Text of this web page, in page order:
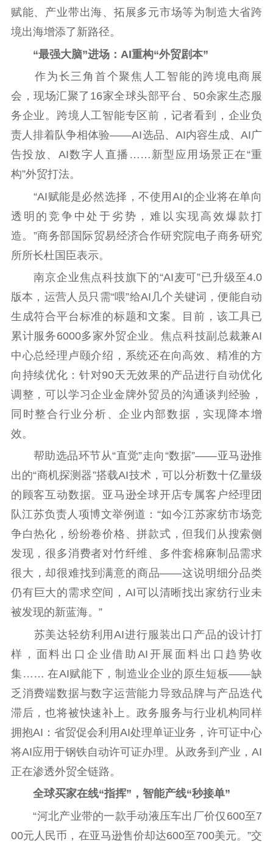
新闻宣传
文化文艺
精品生产 文化惠民
文化传承
文化交流
体制改革
文化产业
紫金文化艺术节
品牌活动 紫艺舞台
精神文明
文明创建 文明实践
文明培育
先进典型
思想政治教育 爱国主义教育
全民国防教育
红色资源保护利
新闻出版
精品出版 全民阅读
出版监管
扫黄打非
电影创作 电影市场
机关党建
党建要闻 学习在线
文化人才
紫金人才 职称评审
数据资源
公共服务
新时代公民素养
提升资源库
新闻出版
政务服务
作品著作权
登记服务
科研创新
服务管理平台
智库服务
管理平台
文艺创作
服务管理
文化产业
统计分析
数字出版
审读服务
新闻发布工作备
案管理系统
电影
服务
理论宣讲
共建共享平台
政工继续教育学
责任编辑注册
业务申报系统
赋能、产业带出海、拓展多元市场等为制造大省跨
境出海增添了新路径。
“最强大脑”进场：AI重构“外贸剧本”
作为长三角首个聚焦人工智能的跨境电商展
会，现场汇聚了16家全球头部平台、50余家生态服
务企业。跨境人工智能专区前，记者看到，企业负
责人排着队争相体验——AI选品、AI内容生成、AI广
告投放、AI数字人直播……新型应用场景正在“重
构”外贸打法。
“AI赋能是必然选择，不使用AI的企业将在单向
透明的竞争中处于劣势，难以实现高效爆款打
造。”商务部国际贸易经济合作研究院电子商务研究
所所长杜国臣表示。
南京企业焦点科技旗下的“AI麦可”已升级至4.0
版本，运营人员只需“喂”给AI几个关键词，便能自动
生成符合平台标准的标题和文案。目前，该工具已
累计服务6000多家外贸企业。焦点科技副总裁兼AI
中心总经理卢颐介绍，系统还在向高效、精准的方
向持续优化：针对90天无效果的产品进行自动优化
调整，可以学习企业金牌外贸员的沟通谈判经验，
同时整合行业分析、企业内部数据，实现降本增
效。
帮助选品环节从“直觉”走向“数据”——亚马逊推
出的“商机探测器”搭载AI技术，可以分析数十亿量级
的顾客互动数据。亚马逊全球开店专属客户经理团
队江苏负责人项博文举例道：“如今江苏家纺市场竞
争白热化，纷纷卷价格、拼款式，但我们从搜索侧
发现，很多消费者对竹纤维、多件套棉麻制品需求
很大，却很难找到满意的商品——这说明细分品类
仍有巨大的需求空间，AI可以清晰找出家纺行业未
被发现的新蓝海。”
苏美达轻纺利用AI进行服装出口产品的设计打
样，面料出口企业借助AI开展面料出口趋势收
集…… 在AI赋能下，制造业企业的原生短板——缺
乏消费端数据与数字运营能力导致品牌与产品迭代
滞后，也将被快速补上。政务服务与行业机构同样
拥抱AI：省贸促会利用AI处理单证业务，许可证中心
将AI应用于钢铁自动许可证办理。从政务到产业，AI
正在渗透外贸全链路。
全球买家在线“指挥”，智能产线“秒接单”
“河北产业带的一款手动液压车出厂价仅600至7
00元人民币，在亚马逊售价却达600至700美元。”交